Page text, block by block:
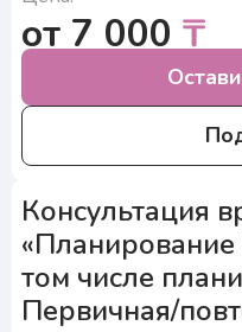
от 7 000 ₸
Консультация
том числе
Первичная/
ознакомлен с правилами